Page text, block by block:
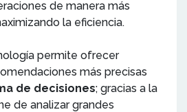
de manera más
la eficiencia.
permite ofrecer
más precisas
de decisiones; gracias a la
de analizar grandes